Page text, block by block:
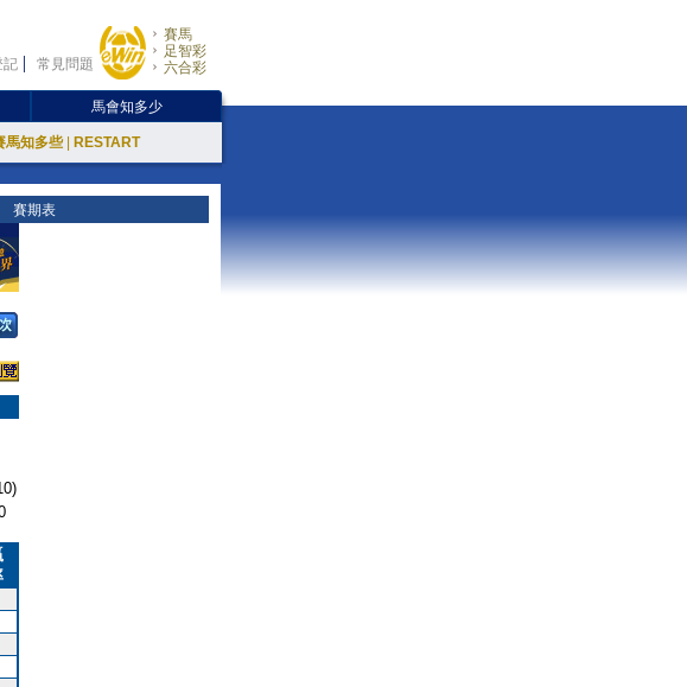
記 常見問題
賽馬
足智彩
六合彩
馬會知多少
馬知多些 RESTART
賽期表